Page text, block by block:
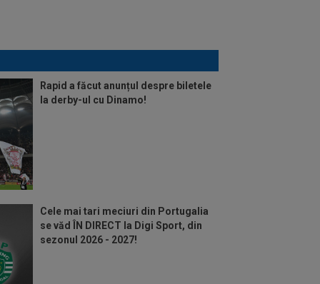
Rapid a făcut anunțul despre biletele
la derby-ul cu Dinamo!
Cele mai tari meciuri din Portugalia
se văd ÎN DIRECT la Digi Sport, din
sezonul 2026 - 2027!